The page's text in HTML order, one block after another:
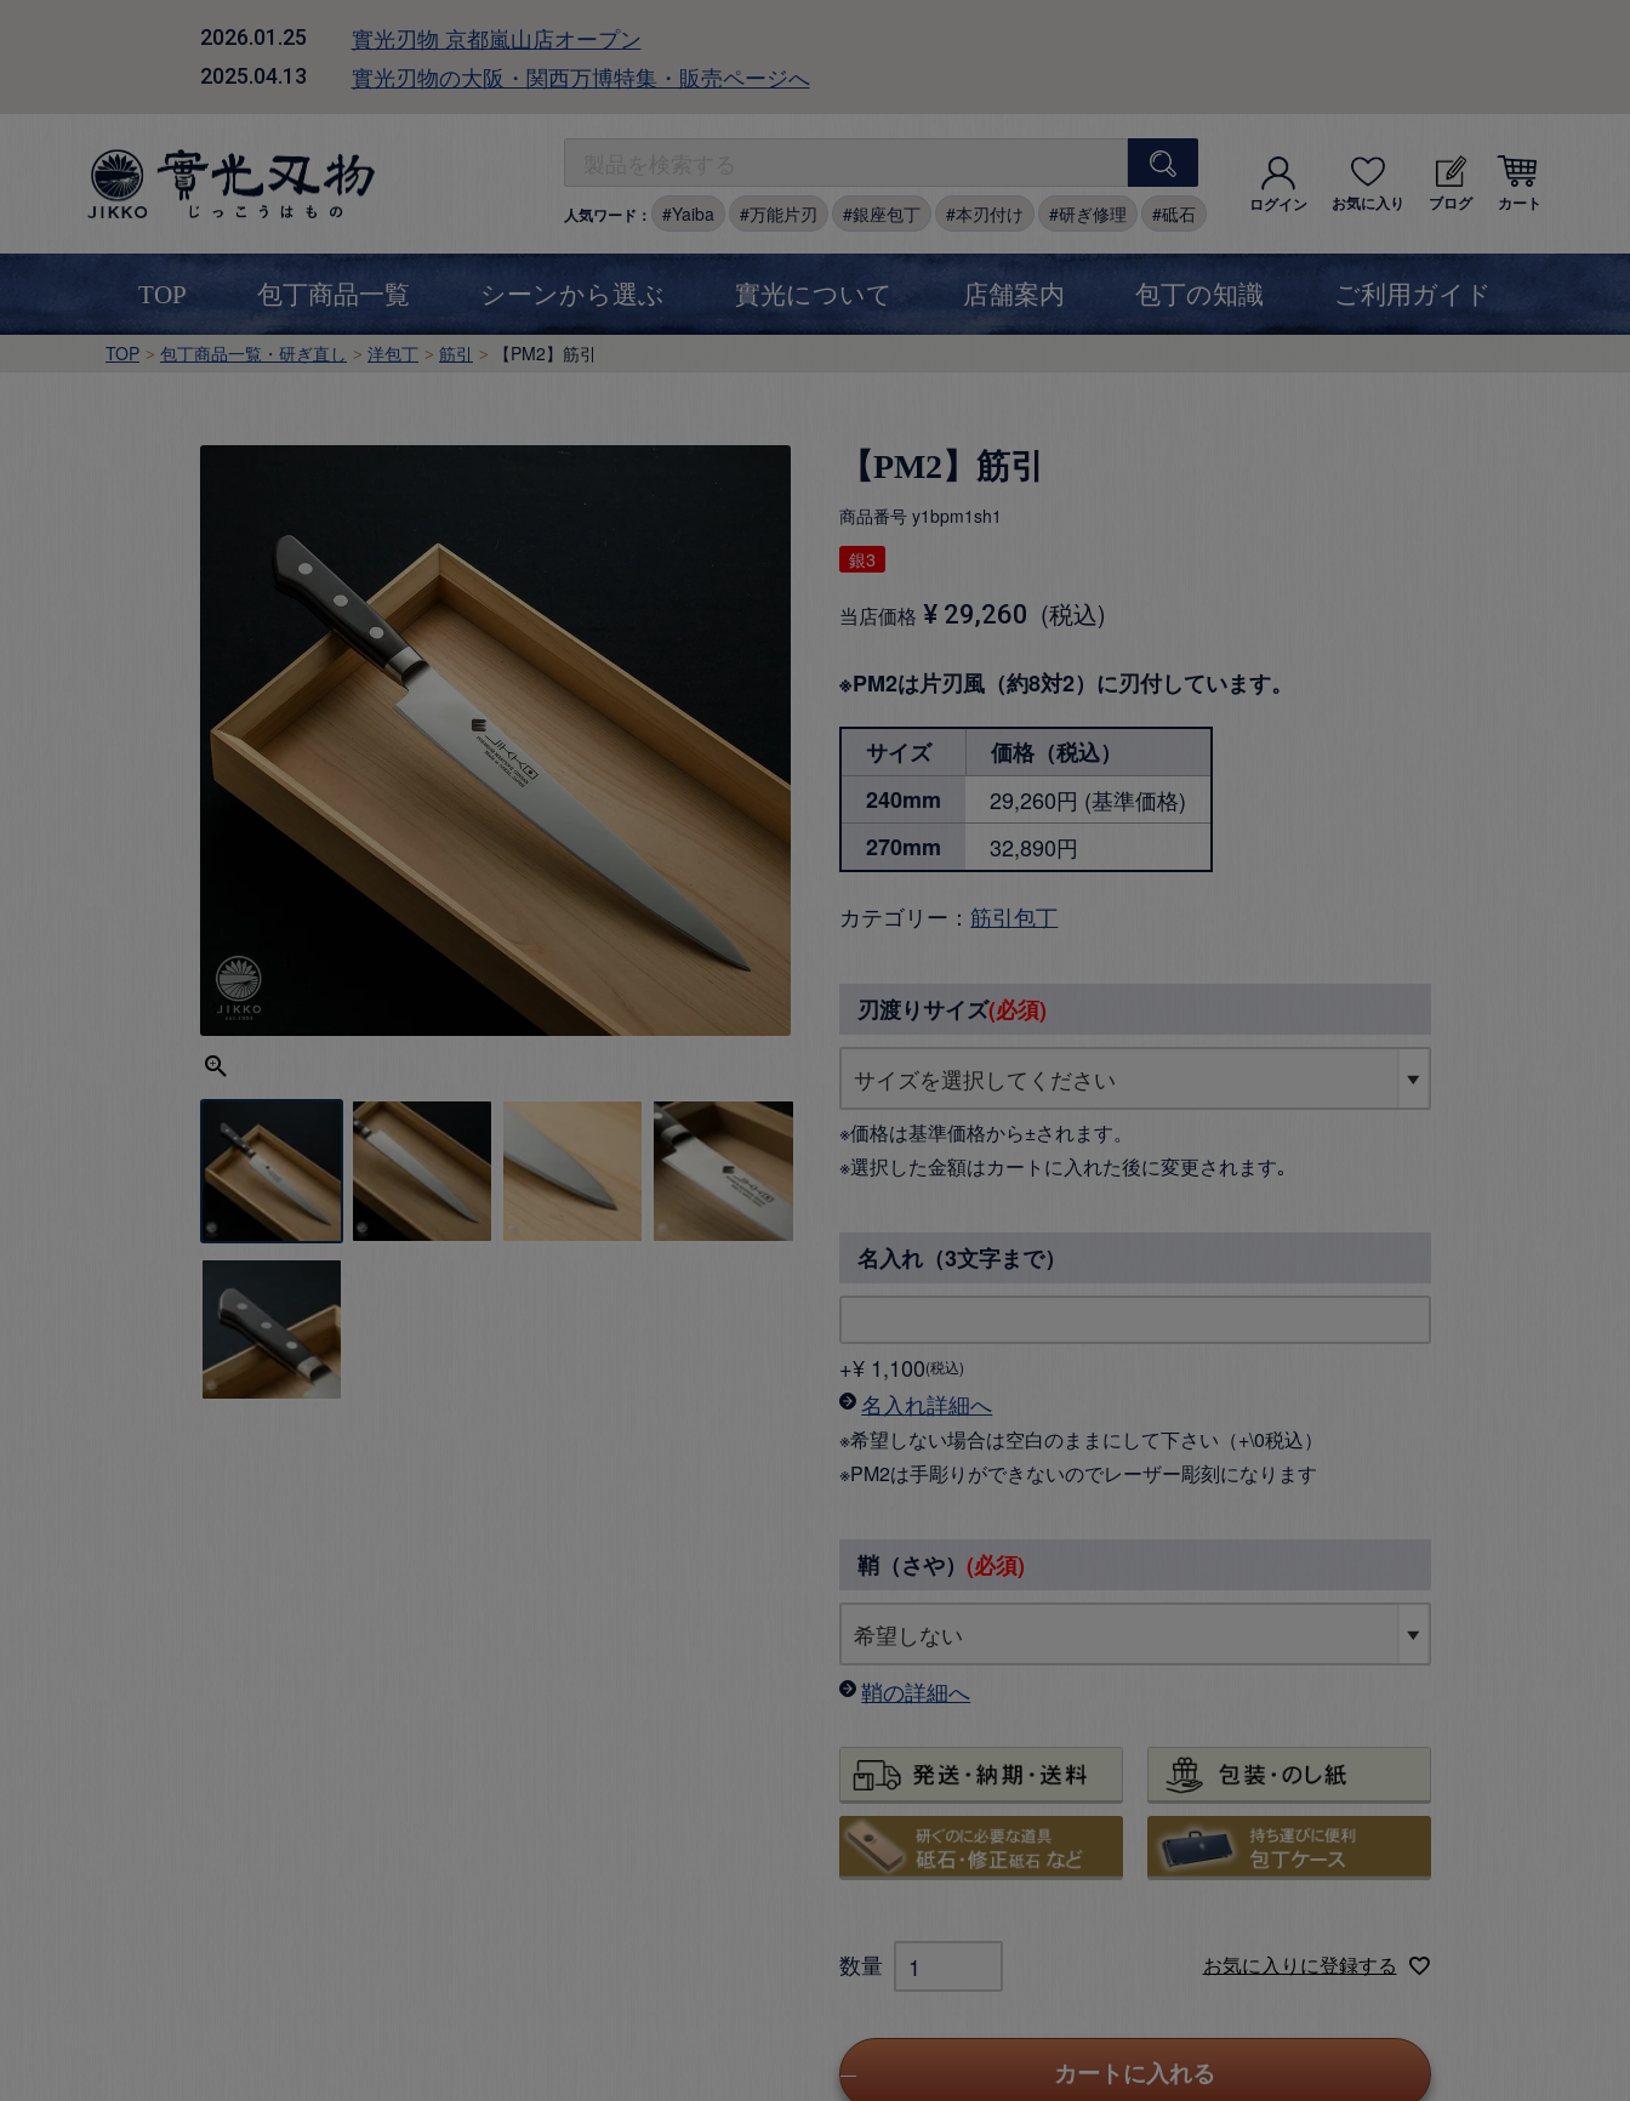
2026.01.25 實光刃物 京都嵐山店オープン
2025.04.13 實光刃物の大阪・関西万博特集・販売ページへ
人気ワード： Yaiba 万能片刃 銀座包丁 本刃付け 研ぎ修理 砥石 ログイン お気に入り ブログ カート
TOP 包丁商品一覧 シーンから選ぶ 實光について 店舗案内 包丁の知識 ご利用ガイド
TOP 包丁商品一覧・研ぎ直し 洋包丁 筋引 【PM2】筋引
【PM2】筋引
商品番号 y1bpm1sh1
銀3
当店価格 ¥ 29,260 税込
※PM2は片刃風（約8対2）に刃付しています。
サイズ
価格（税込）
240mm
29,260円 (基準価格)
270mm
32,890円
カテゴリー：筋引包丁
刃渡りサイズ(必須)
※価格は基準価格から±されます。
※選択した金額はカートに入れた後に変更されます｡
名入れ（3文字まで）
+¥ 1,100 税込
名入れ詳細へ
※希望しない場合は空白のままにして下さい（+\0税込）
※PM2は手彫りができないのでレーザー彫刻になります
鞘（さや）(必須)
鞘の詳細へ
お気に入りに登録する
カートに入れる